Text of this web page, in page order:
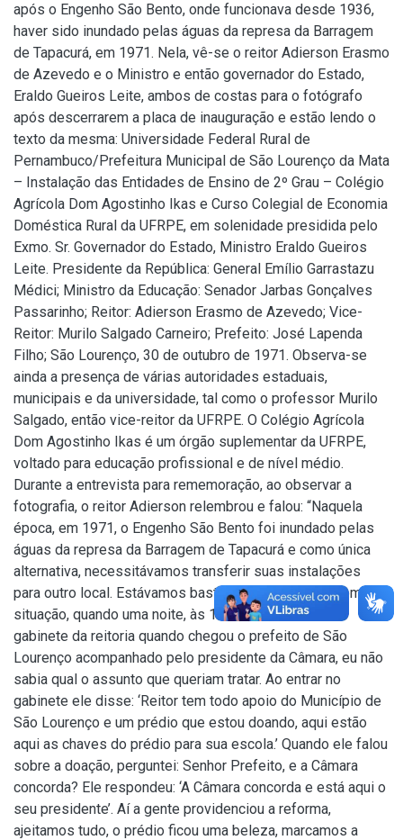
após o Engenho São Bento, onde funcionava desde 1936,
haver sido inundado pelas águas da represa da Barragem
de Tapacurá, em 1971. Nela, vê-se o reitor Adierson Erasmo
de Azevedo e o Ministro e então governador do Estado,
Eraldo Gueiros Leite, ambos de costas para o fotógrafo
após descerrarem a placa de inauguração e estão lendo o
texto da mesma: Universidade Federal Rural de
Pernambuco/Prefeitura Municipal de São Lourenço da Mata
– Instalação das Entidades de Ensino de 2º Grau – Colégio
Agrícola Dom Agostinho Ikas e Curso Colegial de Economia
Doméstica Rural da UFRPE, em solenidade presidida pelo
Exmo. Sr. Governador do Estado, Ministro Eraldo Gueiros
Leite. Presidente da República: General Emílio Garrastazu
Médici; Ministro da Educação: Senador Jarbas Gonçalves
Passarinho; Reitor: Adierson Erasmo de Azevedo; Vice-
Reitor: Murilo Salgado Carneiro; Prefeito: José Lapenda
Filho; São Lourenço, 30 de outubro de 1971. Observa-se
ainda a presença de várias autoridades estaduais,
municipais e da universidade, tal como o professor Murilo
Salgado, então vice-reitor da UFRPE. O Colégio Agrícola
Dom Agostinho Ikas é um órgão suplementar da UFRPE,
voltado para educação profissional e de nível médio.
Durante a entrevista para rememoração, ao observar a
fotografia, o reitor Adierson relembrou e falou: “Naquela
época, em 1971, o Engenho São Bento foi inundado pelas
águas da represa da Barragem de Tapacurá e como única
alternativa, necessitávamos transferir suas instalações
para outro local. Estávamos bastante preocupados com a
situação, quando uma noite, às 19h30, eu estava no
gabinete da reitoria quando chegou o prefeito de São
Lourenço acompanhado pelo presidente da Câmara, eu não
sabia qual o assunto que queriam tratar. Ao entrar no
gabinete ele disse: ‘Reitor tem todo apoio do Município de
São Lourenço e um prédio que estou doando, aqui estão
aqui as chaves do prédio para sua escola.’ Quando ele falou
sobre a doação, perguntei: Senhor Prefeito, e a Câmara
concorda? Ele respondeu: ‘A Câmara concorda e está aqui o
seu presidente’. Aí a gente providenciou a reforma,
ajeitamos tudo, o prédio ficou uma beleza, marcamos a